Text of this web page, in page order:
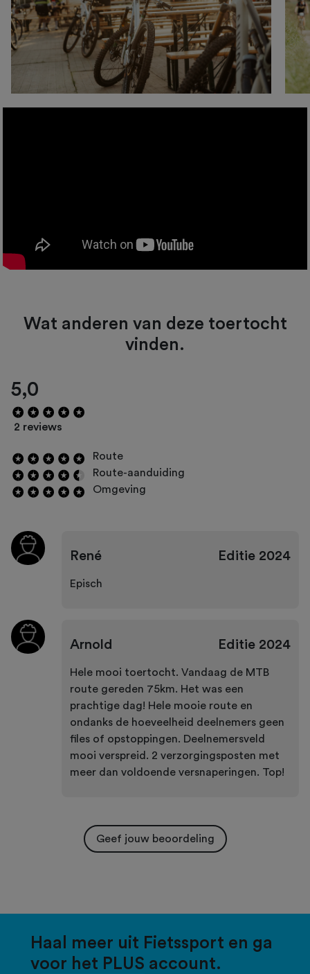
Wat anderen van deze toertocht
vinden.
5,0
2 reviews
Route
Route-aanduiding
Omgeving
René Editie2024
Episch
Arnold Editie2024
Hele mooi toertocht. Vandaag de MTB
route gereden 75km. Het was een
prachtige dag! Hele mooie route en
ondanks de hoeveelheid deelnemers geen
files of opstoppingen. Deelnemersveld
mooi verspreid. 2 verzorgingsposten met
meer dan voldoende versnaperingen. Top!
Geef jouw beoordeling
Haal meer uit Fietssport en ga
voor het PLUS account.